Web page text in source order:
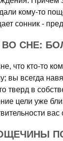
кому-то
сонник -
ВО СНЕ:
что кто-то
вы всегда
тверд в
цели уже
вас